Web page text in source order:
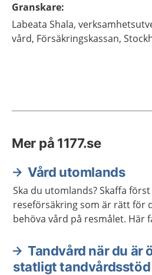
Granskare:
Labeata Shala,
vård, Försäkringskassan,
Mer på 1177.se
Vård utomlands
Ska du utomlands? Skaffa först EU-kortet och en
reseförsäkring som är rätt för
behöva vård på resmålet. Här
Tandvård när du är
statligt tandvårdsstöd